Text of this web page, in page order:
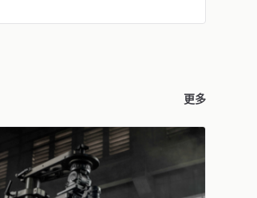
更多